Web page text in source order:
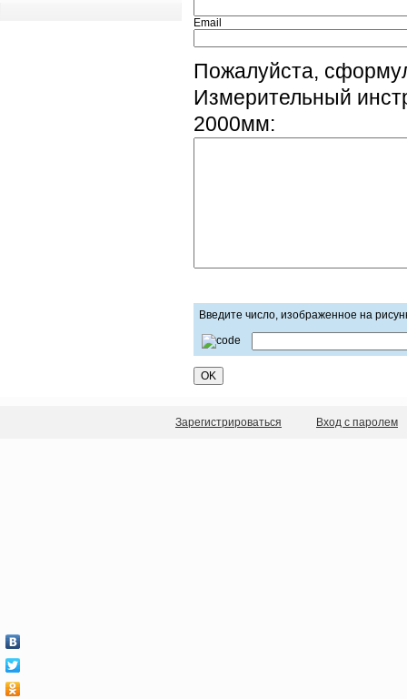
Email
Пожалуйста,
Измерительный
2000мм:
Введите число, изображенное на
Зарегистрироваться Вход с паролем